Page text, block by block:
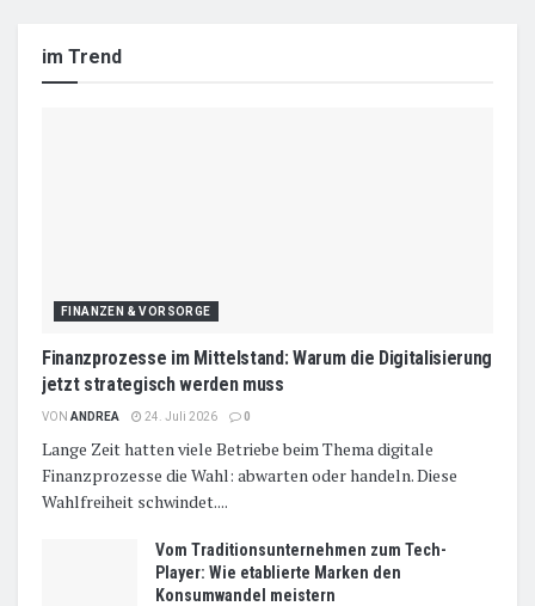
im Trend
FINANZEN & VORSORGE
Finanzprozesse im Mittelstand: Warum die Digitalisierung
jetzt strategisch werden muss
VON ANDREA 24. Juli 2026 0
Lange Zeit hatten viele Betriebe beim Thema digitale
Finanzprozesse die Wahl: abwarten oder handeln. Diese
Wahlfreiheit schwindet....
Vom Traditionsunternehmen zum Tech-
Player: Wie etablierte Marken den
Konsumwandel meistern